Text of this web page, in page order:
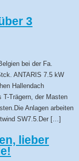
3
bei der Fa.
ANTARIS 7.5 kW
Hallendach
T-Trägern, der Masten
Anlagen arbeiten
SW7.5.Der […]
lieber